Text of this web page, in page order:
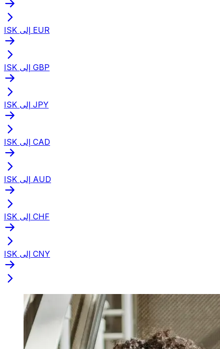
ISK إلى EUR
ISK إلى GBP
ISK إلى JPY
ISK إلى CAD
ISK إلى AUD
ISK إلى CHF
ISK إلى CNY